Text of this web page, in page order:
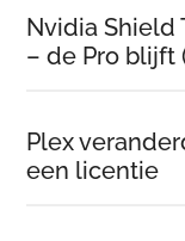
Nvidia Shield
– de Pro blijft
Plex
een licentie